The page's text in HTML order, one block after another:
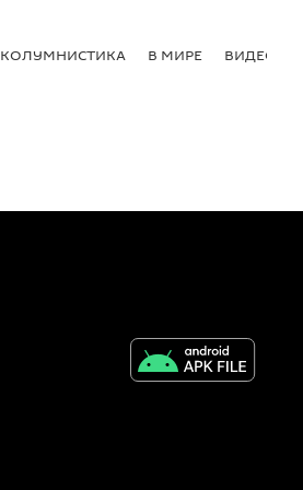
КОЛУМНИСТИКА В МИРЕ ВИДЕО